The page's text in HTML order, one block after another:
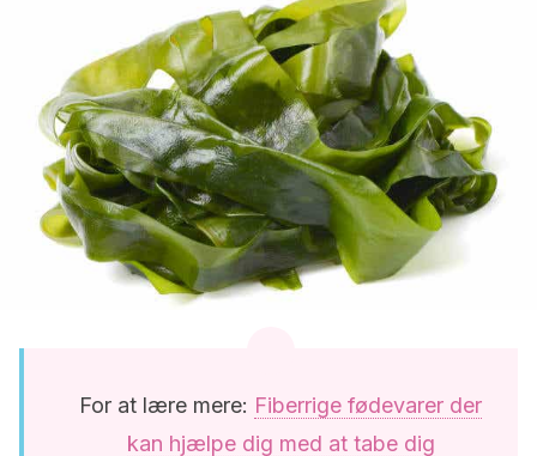
For at lære mere: Fiberrige fødevarer der
kan hjælpe dig med at tabe dig